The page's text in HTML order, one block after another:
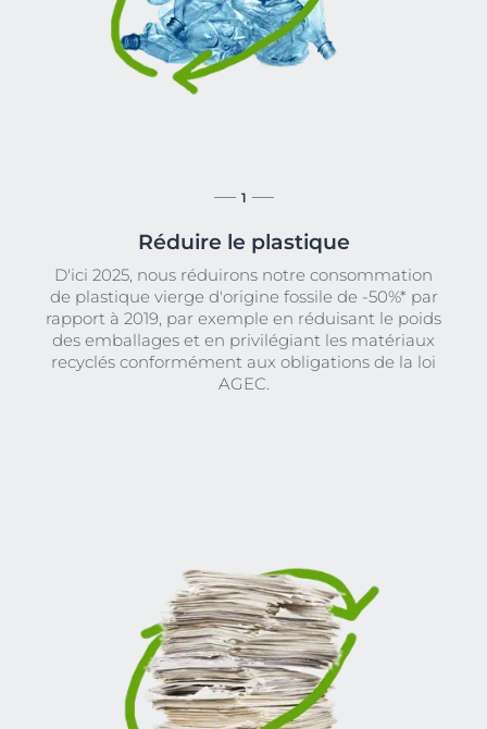
1
Réduire le plastique
D'ici 2025, nous réduirons notre consommation
de plastique vierge d'origine fossile de -50%* par
rapport à 2019, par exemple en réduisant le poids
des emballages et en privilégiant les matériaux
recyclés conformément aux obligations de la loi
AGEC.